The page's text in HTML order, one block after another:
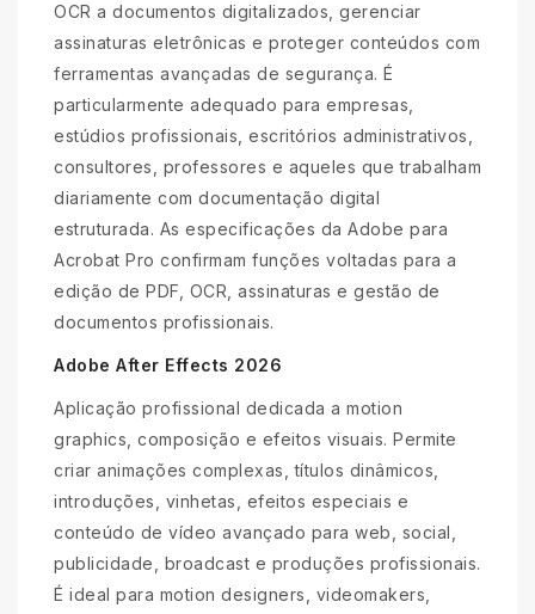
OCR a documentos digitalizados, gerenciar
assinaturas eletrônicas e proteger conteúdos com
ferramentas avançadas de segurança. É
particularmente adequado para empresas,
estúdios profissionais, escritórios administrativos,
consultores, professores e aqueles que trabalham
diariamente com documentação digital
estruturada. As especificações da Adobe para
Acrobat Pro confirmam funções voltadas para a
edição de PDF, OCR, assinaturas e gestão de
documentos profissionais.
Adobe After Effects 2026
Aplicação profissional dedicada a motion
graphics, composição e efeitos visuais. Permite
criar animações complexas, títulos dinâmicos,
introduções, vinhetas, efeitos especiais e
conteúdo de vídeo avançado para web, social,
publicidade, broadcast e produções profissionais.
É ideal para motion designers, videomakers,